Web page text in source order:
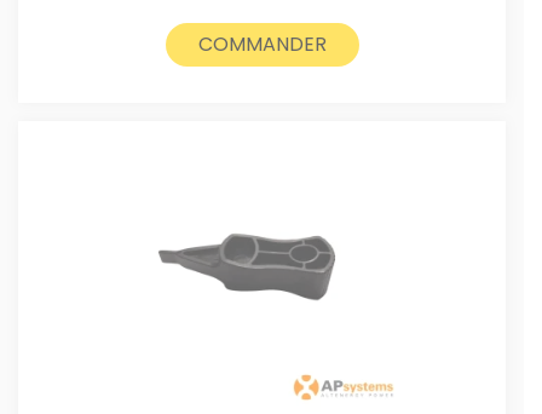
COMMANDER